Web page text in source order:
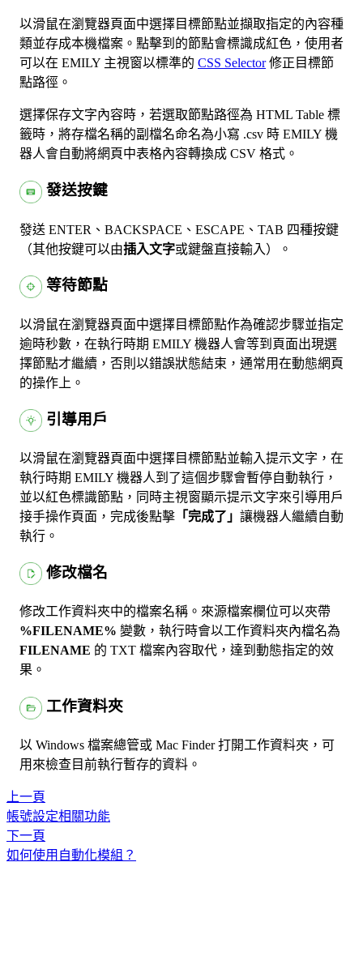
以滑鼠在瀏覽器頁面中選擇目標節點並擷取指定的內容種
類並存成本機檔案。點擊到的節點會標識成紅色，使用者
可以在 EMILY 主視窗以標準的 CSS Selector修正目標節
點路徑。
選擇保存文字內容時，若選取節點路徑為 HTML Table 標
籤時，將存檔名稱的副檔名命名為小寫 .csv 時 EMILY 機
器人會自動將網頁中表格內容轉換成 CSV 格式。
發送按鍵
發送 ENTER、BACKSPACE、ESCAPE、TAB 四種按鍵
（其他按鍵可以由插入文字或鍵盤直接輸入）。
等待節點
以滑鼠在瀏覽器頁面中選擇目標節點作為確認步驟並指定
逾時秒數，在執行時期 EMILY 機器人會等到頁面出現選
擇節點才繼續，否則以錯誤狀態結束，通常用在動態網頁
的操作上。
引導用戶
以滑鼠在瀏覽器頁面中選擇目標節點並輸入提示文字，在
執行時期 EMILY 機器人到了這個步驟會暫停自動執行，
並以紅色標識節點，同時主視窗顯示提示文字來引導用戶
接手操作頁面，完成後點擊 「完成了」 讓機器人繼續自動
執行。
修改檔名
修改工作資料夾中的檔案名稱。來源檔案欄位可以夾帶
%FILENAME% 變數，執行時會以工作資料夾內檔名為
FILENAME 的 TXT 檔案內容取代，達到動態指定的效
果。
工作資料夾
以 Windows 檔案總管或 Mac Finder 打開工作資料夾，可
用來檢查目前執行暫存的資料。
上一頁
帳號設定相關功能
下一頁
如何使用自動化模組？